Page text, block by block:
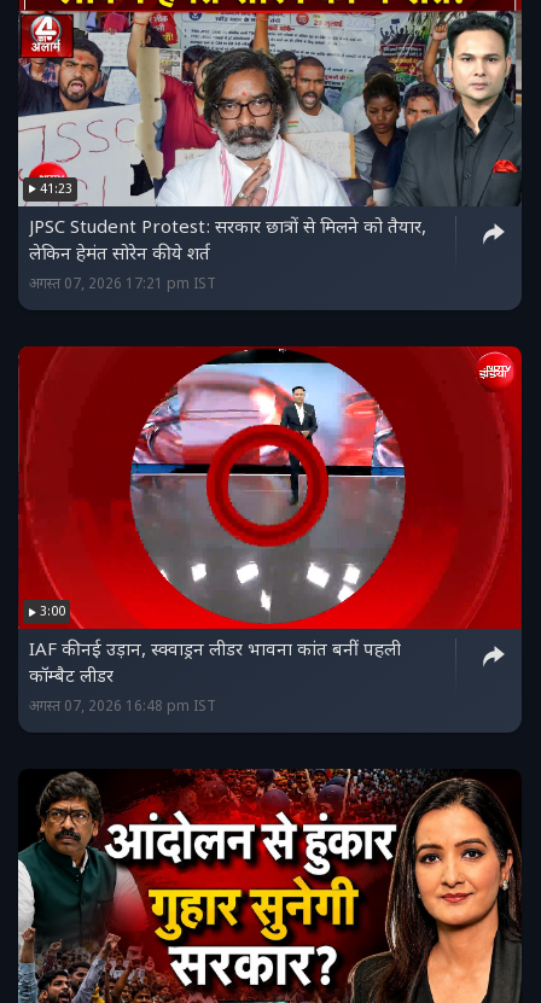
41:23
JPSC Student Protest: सरकार छात्रों से मिलने को तैयार,
लेकिन हेमंत सोरेन की ये शर्त
अगस्त 07, 2026 17:21 pm IST
3:00
IAF की नई उड़ान, स्क्वाड्रन लीडर भावना कांत बनीं पहली
कॉम्बैट लीडर
अगस्त 07, 2026 16:48 pm IST